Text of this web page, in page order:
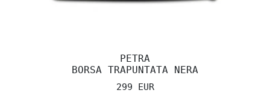
PETRA
BORSA TRAPUNTATA NERA
299 EUR